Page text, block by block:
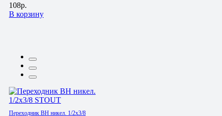
108р.
В корзину
Переходник ВН никел. 1/2х3/8